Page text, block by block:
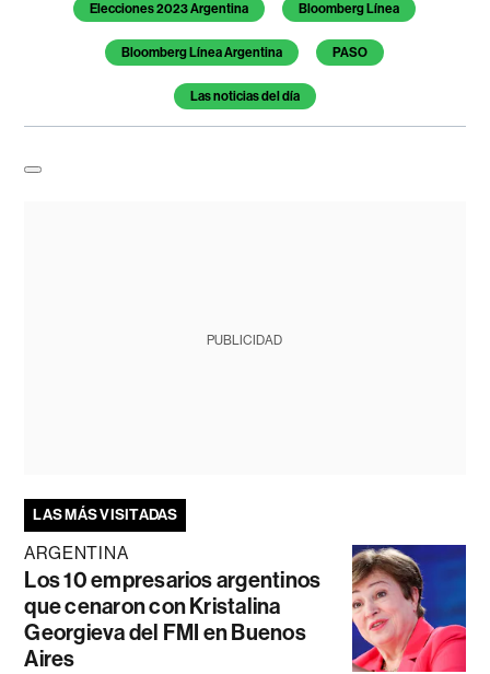
Elecciones 2023 Argentina Bloomberg Línea
Bloomberg Línea Argentina PASO
Las noticias del día
PUBLICIDAD
LAS MÁS VISITADAS
ARGENTINA
Los 10 empresarios argentinos
que cenaron con Kristalina
Georgieva del FMI en Buenos
Aires